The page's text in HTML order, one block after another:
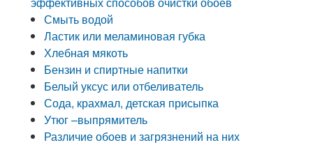
Смыть водой
Ластик или меламиновая губка
Хлебная мякоть
Бензин и спиртные напитки
Белый уксус или отбеливатель
Сода, крахмал, детская присыпка
Утюг –выпрямитель
Различие обоев и загрязнений на них